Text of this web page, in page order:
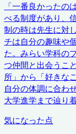
「一番良かったの
べる制度があり、
制の時は先生に対
チは自分の趣味や
た。みらい学科の
つ仲間と出会うこ
所」から「好きな
自分の体調に合わ
大学進学まで辿り
気になった点